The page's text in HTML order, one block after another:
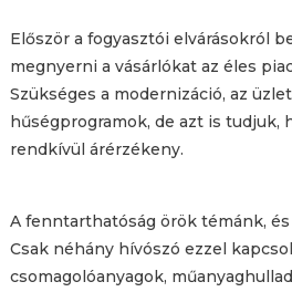
Először a fogyasztói elvárásokról
megnyerni a vásárlókat az éles
Szükséges a modernizáció, az
hűségprogramok, de azt is tudjuk,
rendkívül árérzékeny.
A fenntarthatóság örök témánk, és
Csak néhány hívószó ezzel
csomagolóanyagok,